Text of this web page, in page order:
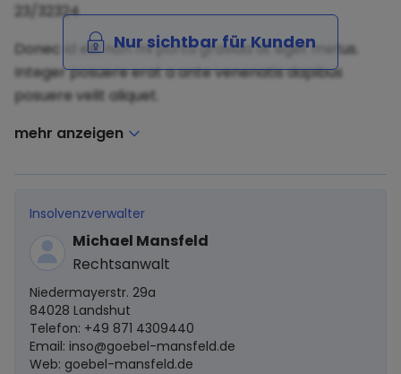
23/32324
Donec id elit non mi porta gravida at eget metus.
Integer posuere erat a ante venenatis dapibus
posuere velit aliquet.
Nur sichtbar für Kunden
mehr anzeigen
Insolvenzverwalter
Michael Mansfeld
Rechtsanwalt
Niedermayerstr. 29a
84028 Landshut
Telefon: +49 871 4309440
Email: inso@goebel-mansfeld.de
Web: goebel-mansfeld.de